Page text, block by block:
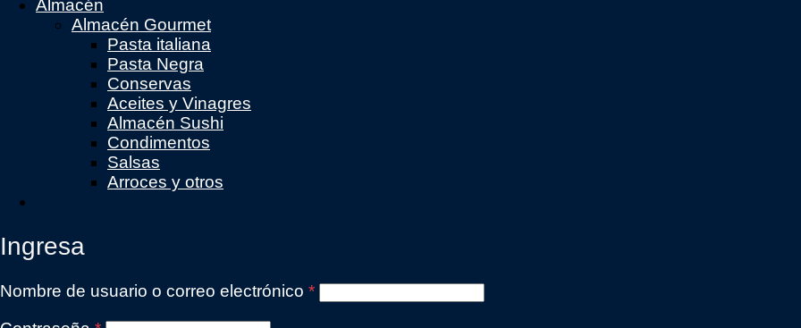
Almacén
Almacén Gourmet
Pasta italiana
Pasta Negra
Conservas
Aceites y Vinagres
Almacén Sushi
Condimentos
Salsas
Arroces y otros
Ingresa
Nombre de usuario o correo electrónico *Obligatorio